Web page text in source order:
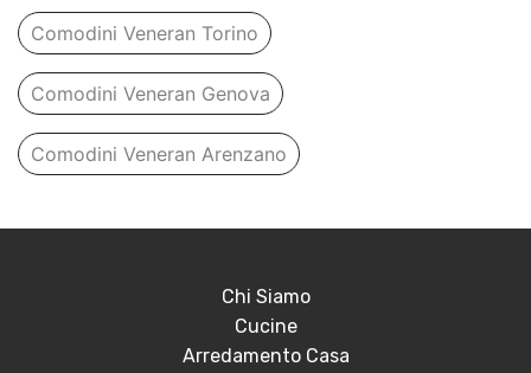
Comodini Veneran Torino
Comodini Veneran Genova
Comodini Veneran Arenzano
Chi Siamo
Cucine
Arredamento Casa